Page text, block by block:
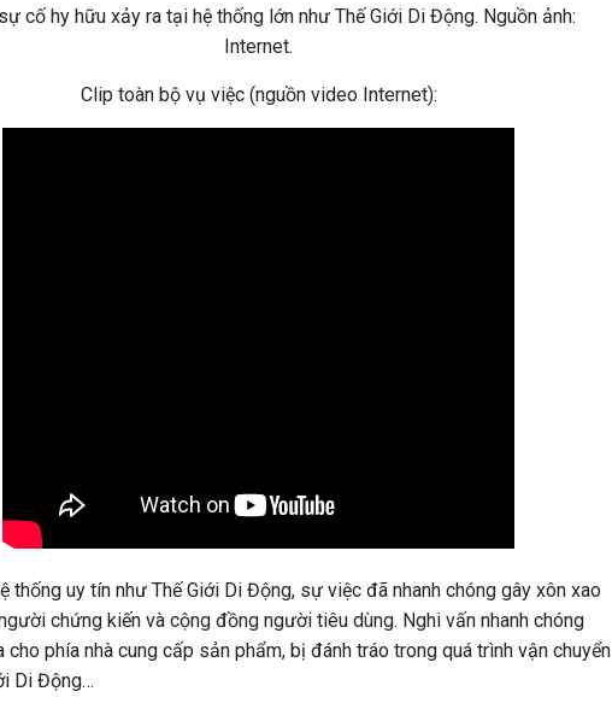
cố hy hữu xảy ra tại hệ thống lớn như Thế Giới Di Động. Nguồn ảnh:
Internet.
Clip toàn bộ vụ việc (nguồn video Internet):
thống uy tín như Thế Giới Di Động, sự việc đã nhanh chóng gây xôn xao
chứng kiến và cộng đồng người tiêu dùng. Nghi vấn nhanh chóng
phía nhà cung cấp sản phẩm, bị đánh tráo trong quá trình vận chuyển
Di Động…